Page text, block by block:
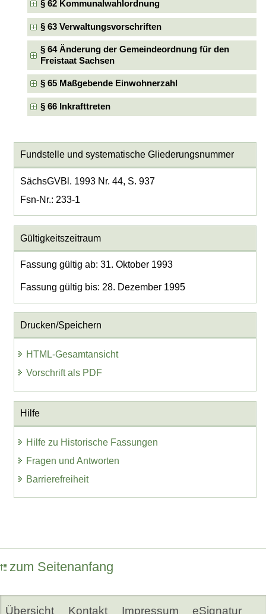
§ 62 Kommunalwahlordnung
§ 63 Verwaltungsvorschriften
§ 64 Änderung der Gemeindeordnung für den
Freistaat Sachsen
§ 65 Maßgebende Einwohnerzahl
§ 66 Inkrafttreten
Fundstelle und systematische Gliederungsnummer
SächsGVBl. 1993 Nr. 44, S. 937
Fsn-Nr.: 233-1
Gültigkeitszeitraum
Fassung gültig ab: 31. Oktober 1993
Fassung gültig bis: 28. Dezember 1995
Drucken/Speichern
HTML-Gesamtansicht
Vorschrift als PDF
Hilfe
Hilfe zu Historische Fassungen
Fragen und Antworten
Barrierefreiheit
zum Seitenanfang
Übersicht Kontakt Impressum eSignatur